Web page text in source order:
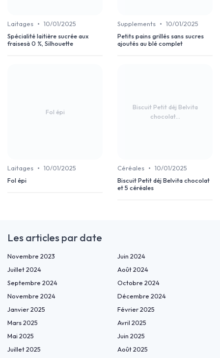
Laitages • 10/01/2025
Spécialité laitière sucrée aux
fraisesà 0 %, Silhouette
Supplements • 10/01/2025
Petits pains grillés sans sucres
ajoutés au blé complet
Fol épi
Laitages • 10/01/2025
Fol épi
Biscuit Petit déj Belvita
chocolat...
Céréales • 10/01/2025
Biscuit Petit déj Belvita chocolat
et 5 céréales
Les articles par date
Novembre 2023
Juin 2024
Juillet 2024
Août 2024
Septembre 2024
Octobre 2024
Novembre 2024
Décembre 2024
Janvier 2025
Février 2025
Mars 2025
Avril 2025
Mai 2025
Juin 2025
Juillet 2025
Août 2025